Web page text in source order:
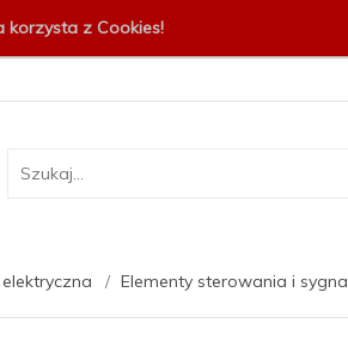
korzysta z Cookies!
Elementy sterowania i